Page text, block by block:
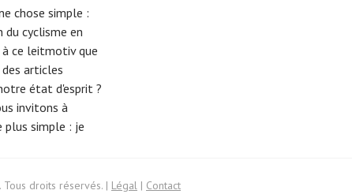
chose simple :
cyclisme en
à ce leitmotiv que
articles
état d'esprit ?
invitons à
plus simple : je
droits réservés. | Légal | Contact